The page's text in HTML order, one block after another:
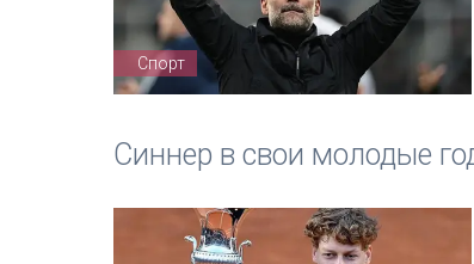
Спорт
Синнер в свои молодые